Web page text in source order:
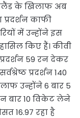
के खिलाफ अब
काफी
में उन्होंने इस
किए हैं। कीवी
59 रन देकर
प्रदर्शन 140
उन्होंने 6 बार 5
बार 10 विकेट लेने
16.97 रहा है